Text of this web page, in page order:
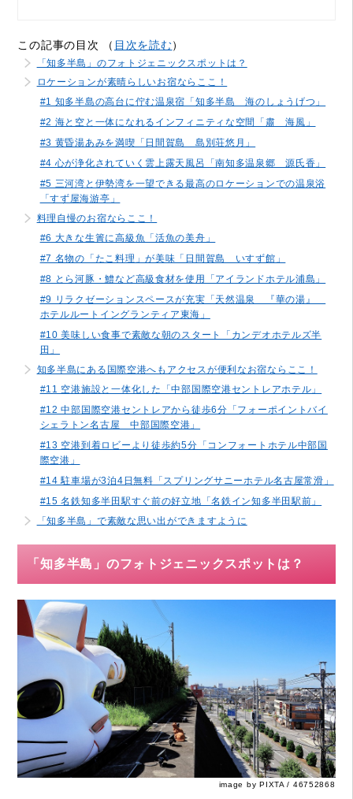
この記事の目次 （ 目次を読む）
「知多半島」のフォトジェニックスポットは？
ロケーションが素晴らしいお宿ならここ！
#1 知多半島の高台に佇む温泉宿「知多半島 海のしょうげつ」
#2 海と空と一体になれるインフィニティな空間「肅 海風」
#3 黄昏湯あみを満喫「日間賀島 島別荘悠月」
#4 心が浄化されていく雲上露天風呂「南知多温泉郷 源氏香」
#5 三河湾と伊勢湾を一望できる最高のロケーションでの温泉浴
「すず屋海游亭」
料理自慢のお宿ならここ！
#6 大きな生簀に高級魚「活魚の美舟」
#7 名物の「たこ料理」が美味「日間賀島 いすず館」
#8 とら河豚・鱧など高級食材を使用「アイランドホテル浦島」
#9 リラクゼーションスペースが充実「天然温泉 『華の湯』
ホテルルートイングランティア東海」
#10 美味しい食事で素敵な朝のスタート「カンデオホテルズ半
田」
知多半島にある国際空港へもアクセスが便利なお宿ならここ！
#11 空港施設と一体化した「中部国際空港セントレアホテル」
#12 中部国際空港セントレアから徒歩6分「フォーポイントバイ
シェラトン名古屋 中部国際空港」
#13 空港到着ロビーより徒歩約5分「コンフォートホテル中部国
際空港」
#14 駐車場が3泊4日無料「スプリングサニーホテル名古屋常滑」
#15 名鉄知多半田駅すぐ前の好立地「名鉄イン知多半田駅前」
「知多半島」で素敵な思い出ができますように
「知多半島」のフォトジェニックスポットは？
image by PIXTA / 46752868